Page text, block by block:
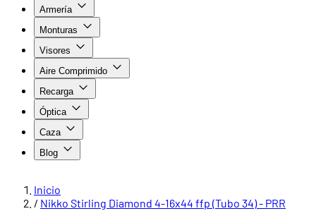
Armería
Monturas
Visores
Aire Comprimido
Recarga
Óptica
Caza
Blog
Inicio
/ Nikko Stirling Diamond 4-16x44 ffp (Tubo 34) - PRR